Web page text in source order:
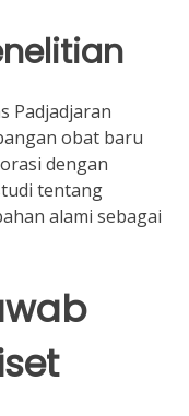
Padjadjaran
obat baru
dengan
tentang
alami sebagai